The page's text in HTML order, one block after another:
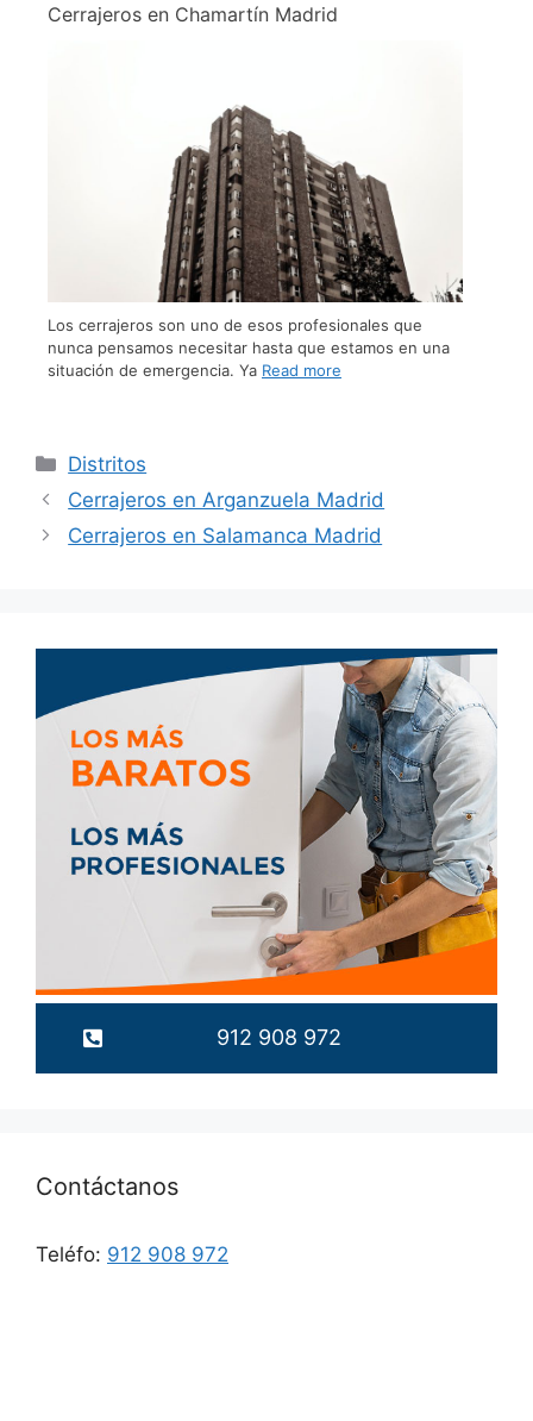
Cerrajeros en Chamartín Madrid
Los cerrajeros son uno de esos profesionales que
nunca pensamos necesitar hasta que estamos en una
situación de emergencia. Ya Read more
Distritos
Cerrajeros en Arganzuela Madrid
Cerrajeros en Salamanca Madrid
912 908 972
Contáctanos
Teléfo: 912 908 972